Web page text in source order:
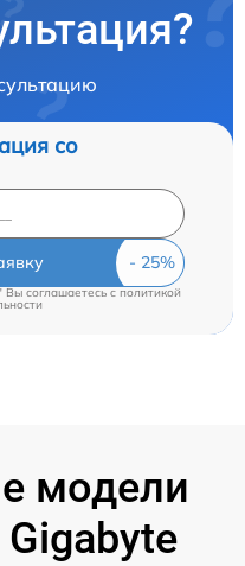
со
Вы соглашаетесь c политикой
модели